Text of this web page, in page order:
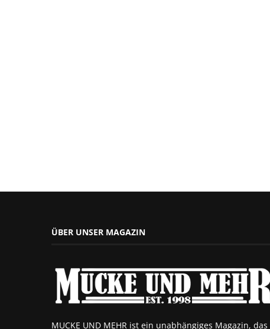
ÜBER UNSER MAGAZIN
MUCKE UND MEHR ist ein unabhängiges Magazin, das